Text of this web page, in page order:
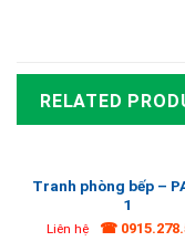
RELATED
Tranh phòng bếp –
1
Liên hệ ☎